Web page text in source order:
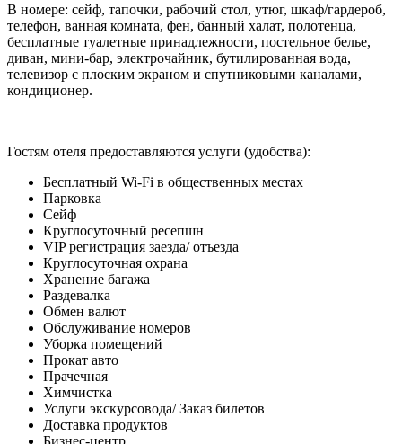
В номере: сейф, тапочки, рабочий стол, утюг, шкаф/гардероб,
телефон, ванная комната, фен, банный халат, полотенца,
бесплатные туалетные принадлежности, постельное белье,
диван, мини-бар, электрочайник, бутилированная вода,
телевизор с плоским экраном и спутниковыми каналами,
кондиционер.
Гостям отеля предоставляются услуги (удобства):
Бесплатный Wi-Fi в общественных местах
Парковка
Сейф
Круглосуточный ресепшн
VIP регистрация заезда/ отъезда
Круглосуточная охрана
Хранение багажа
Раздевалка
Обмен валют
Обслуживание номеров
Уборка помещений
Прокат авто
Прачечная
Химчистка
Услуги экскурсовода/ Заказ билетов
Доставка продуктов
Бизнес-центр